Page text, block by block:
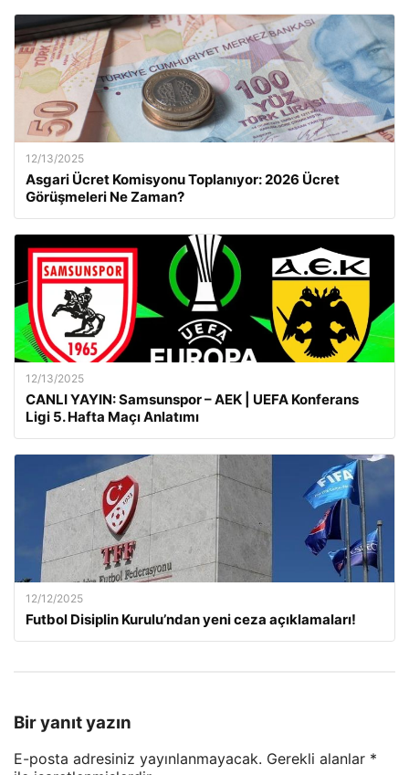
12/13/2025
Asgari Ücret Komisyonu Toplanıyor: 2026 Ücret
Görüşmeleri Ne Zaman?
12/13/2025
CANLI YAYIN: Samsunspor – AEK | UEFA Konferans
Ligi 5. Hafta Maçı Anlatımı
12/12/2025
Futbol Disiplin Kurulu’ndan yeni ceza açıklamaları!
Bir yanıt yazın
E-posta adresiniz yayınlanmayacak. Gerekli alanlar *